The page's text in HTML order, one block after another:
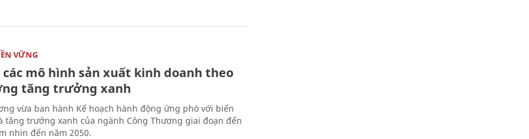
VỮNG
các mô hình sản xuất kinh doanh theo
tăng trưởng xanh
vừa ban hành Kế hoạch hành động ứng phó với biến
tăng trưởng xanh của ngành Công Thương giai đoạn đến
nhìn đến năm 2050.